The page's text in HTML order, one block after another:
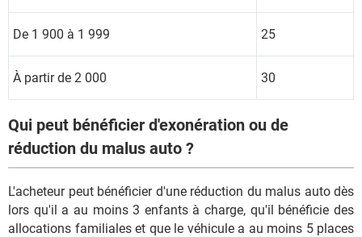
De 1 900 à 1 999 25
À partir de 2 000 30
Qui peut bénéficier d'exonération ou de
réduction du malus auto ?
L'acheteur peut bénéficier d'une réduction du malus auto dès
lors qu'il a au moins 3 enfants à charge, qu'il bénéficie des
allocations familiales et que le véhicule a au moins 5 places